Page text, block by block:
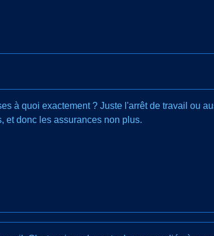
à quoi exactement ? Juste l'arrêt de travail ou
et donc les assurances non plus.